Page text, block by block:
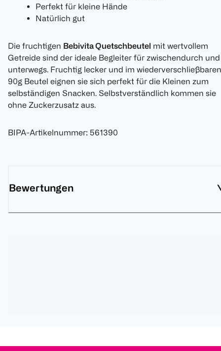
Perfekt für kleine Hände
Natürlich gut
Die fruchtigen Bebivita Quetschbeutel mit wertvollem
Getreide sind der ideale Begleiter für zwischendurch und
unterwegs. Fruchtig lecker und im wiederverschließbaren
90g Beutel eignen sie sich perfekt für die Kleinen zum
selbständigen Snacken. Selbstverständlich kommen sie
ohne Zuckerzusatz aus.
BIPA-Artikelnummer: 561390
Bewertungen